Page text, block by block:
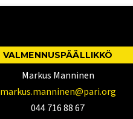
VALMENNUSPÄÄLLIKKÖ
Markus Manninen
markus.manninen@pari.org
044 716 88 67